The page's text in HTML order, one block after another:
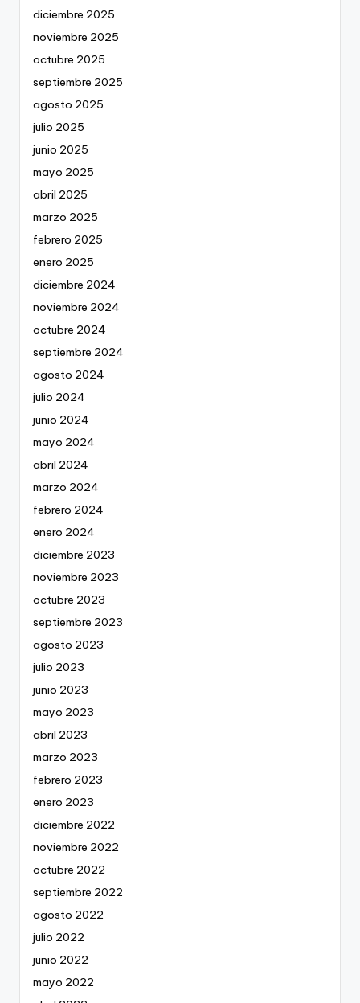
diciembre 2025
noviembre 2025
octubre 2025
septiembre 2025
agosto 2025
julio 2025
junio 2025
mayo 2025
abril 2025
marzo 2025
febrero 2025
enero 2025
diciembre 2024
noviembre 2024
octubre 2024
septiembre 2024
agosto 2024
julio 2024
junio 2024
mayo 2024
abril 2024
marzo 2024
febrero 2024
enero 2024
diciembre 2023
noviembre 2023
octubre 2023
septiembre 2023
agosto 2023
julio 2023
junio 2023
mayo 2023
abril 2023
marzo 2023
febrero 2023
enero 2023
diciembre 2022
noviembre 2022
octubre 2022
septiembre 2022
agosto 2022
julio 2022
junio 2022
mayo 2022